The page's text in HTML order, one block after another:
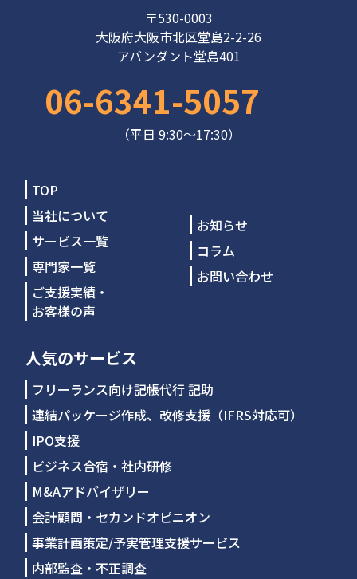
〒530-0003
大阪府大阪市北区堂島2-2-26
アバンダント堂島401
06-6341-5057
（平日 9:30～17:30）
TOP
当社について
サービス一覧
専門家一覧
ご支援実績・
お客様の声
お知らせ
コラム
お問い合わせ
人気のサービス
フリーランス向け記帳代行 記助
連結パッケージ作成、改修支援（IFRS対応可）
IPO支援
ビジネス合宿・社内研修
M&Aアドバイザリー
会計顧問・セカンドオピニオン
事業計画策定/予実管理支援サービス
内部監査・不正調査